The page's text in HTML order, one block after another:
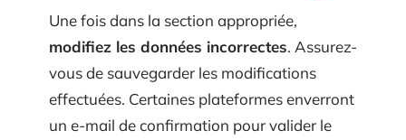
Une fois dans la section appropriée,
modifiez les données incorrectes. Assurez-
vous de sauvegarder les modifications
effectuées. Certaines plateformes enverront
un e-mail de confirmation pour valider le